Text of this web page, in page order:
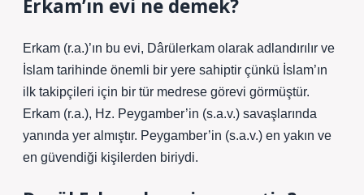
Erkam’ın evi ne demek?
Erkam (r.a.)’ın bu evi, Dârülerkam olarak adlandırılır ve
İslam tarihinde önemli bir yere sahiptir çünkü İslam’ın
ilk takipçileri için bir tür medrese görevi görmüştür.
Erkam (r.a.), Hz. Peygamber’in (s.a.v.) savaşlarında
yanında yer almıştır. Peygamber’in (s.a.v.) en yakın ve
en güvendiği kişilerden biriydi.